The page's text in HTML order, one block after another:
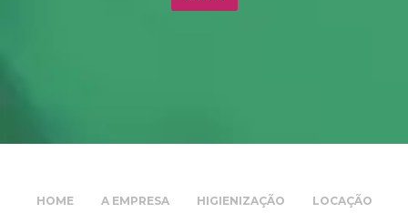
HOME A EMPRESA HIGIENIZAÇÃO
LOCAÇÃO